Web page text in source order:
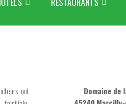
ont
Domaine de